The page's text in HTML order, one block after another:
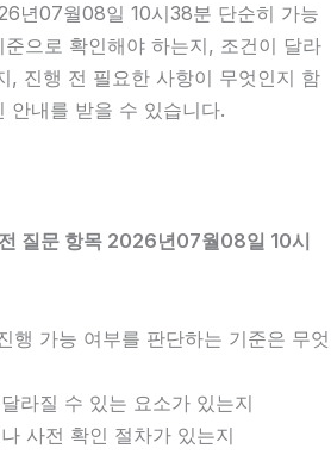
년07월08일 10시38분 단순히 가능
으로 확인해야 하는지, 조건이 달라
, 진행 전 필요한 사항이 무엇인지 함
안내를 받을 수 있습니다.
질문 항목 2026년07월08일 10시
행 가능 여부를 판단하는 기준은 무엇
라질 수 있는 요소가 있는지
사전 확인 절차가 있는지